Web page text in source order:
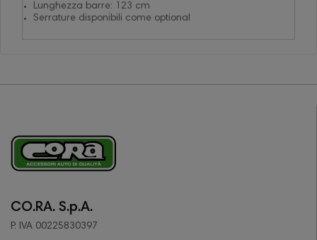
Lunghezza barre: 123 cm
Serrature disponibili come optional
CO.RA. S.p.A.
P. IVA 00225830397